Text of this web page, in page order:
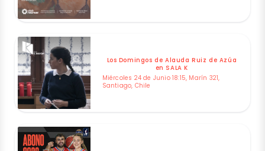
Los Domingos de Alauda Ruiz de Azúa
en SALA K
Miércoles 24 de Junio 18:15, Marín 321,
Santiago, Chile